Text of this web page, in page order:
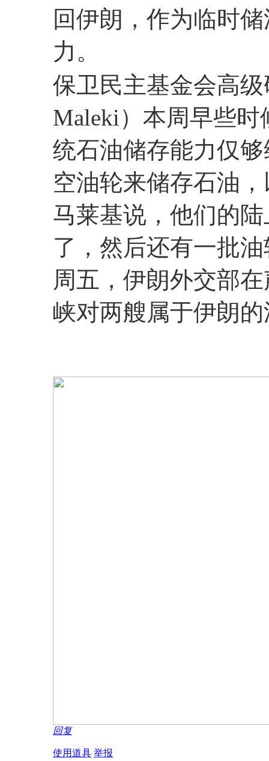
回伊朗，作为临时
力。
保卫民主基金会高
Maleki）本周早些
统石油储存能力仅
空油轮来储存石油
马莱基说，他们的
了，然后还有一批
周五，伊朗外交部
峡对两艘属于伊朗
回复
使用道具 举报